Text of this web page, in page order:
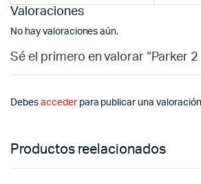
Valoraciones
No hay valoraciones aún.
Sé el primero en valorar “Parker 2
Debes accederpara publicar una
Productos reelacionados